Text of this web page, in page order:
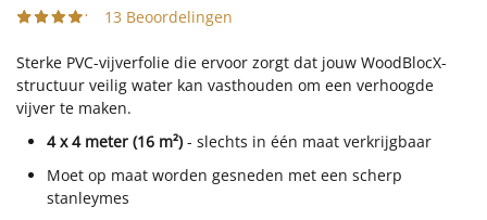
13 Beoordelingen
Sterke PVC-vijverfolie die ervoor zorgt dat jouw WoodBlocX-
structuur veilig water kan vasthouden om een verhoogde
vijver te maken.
4 x 4 meter (16 m²) - slechts in één maat verkrijgbaar
Moet op maat worden gesneden met een scherp
stanleymes